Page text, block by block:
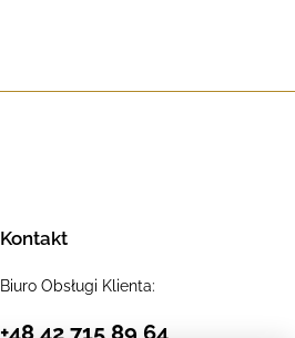
Kontakt
Biuro Obsługi Klienta:
+48 42 715 89 64